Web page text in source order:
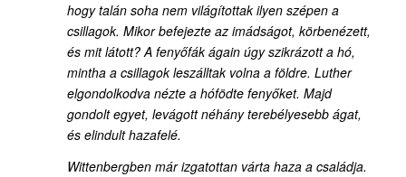
hogy talán soha nem világítottak ilyen szépen a
csillagok. Mikor befejezte az imádságot, körbenézett,
és mit látott? A fenyőfák ágain úgy szikrázott a hó,
mintha a csillagok leszálltak volna a földre. Luther
elgondolkodva nézte a hófödte fenyőket. Majd
gondolt egyet, levágott néhány terebélyesebb ágat,
és elindult hazafelé.
Wittenbergben már izgatottan várta haza a családja.